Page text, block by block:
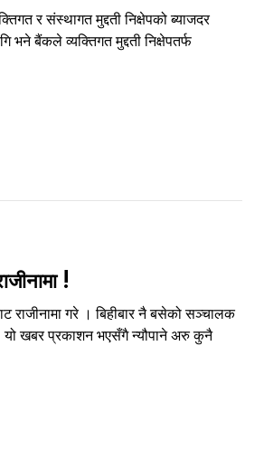
र संस्थागत मुद्दती निक्षेपको ब्याजदर
बैंकले व्यक्तिगत मुद्दती निक्षेपतर्फ
!
राजीनामा गरे । बिहीबार नै बसेको सञ्चालक
यो खबर प्रकाशन भएसँगै न्यौपाने अरु कुनै